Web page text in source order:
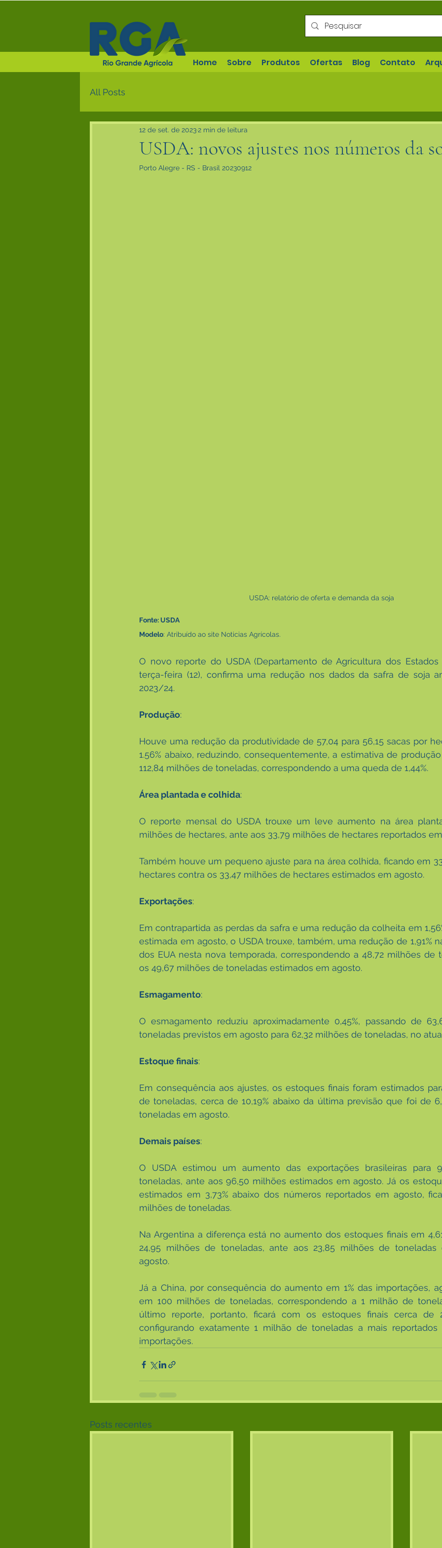
Home Sobre Produtos Ofertas Blog Contato
All Posts
USDA: novos ajustes nos números da
12 de set. de 2023 2 min de leitura
Porto Alegre - RS - Brasil 20230912
USDA: relatório de oferta e demanda da soja
Fonte: USDA
Modelo: Atribuído ao site Noticias Agrícolas.
O novo reporte do USDA (Departamento de Agricultura dos Estados
terça-feira (12), confirma uma redução nos dados da safra de soja
2023/24.
Produção:
Houve uma redução da produtividade de 57,04 para 56,15 sacas por
1.56% abaixo, reduzindo, consequentemente, a estimativa de produção
112,84 milhões de toneladas, correspondendo a uma queda de 1,44%.
Área plantada e colhida:
O reporte mensal do USDA trouxe um leve aumento na área
milhões de hectares, ante aos 33,79 milhões de hectares reportados
Também houve um pequeno ajuste para na área colhida, ficando em
hectares contra os 33,47 milhões de hectares estimados em agosto.
Exportações:
Em contrapartida as perdas da safra e uma redução da colheita em
estimada em agosto, o USDA trouxe, também, uma redução de 1,91%
dos EUA nesta nova temporada, correspondendo a 48,72 milhões de
os 49,67 milhões de toneladas estimados em agosto.
Esmagamento:
O esmagamento reduziu aproximadamente 0,45%, passando de
toneladas previstos em agosto para 62,32 milhões de toneladas, no
Estoque finais:
Em consequência aos ajustes, os estoques finais foram estimados
de toneladas, cerca de 10,19% abaixo da última previsão que foi de
toneladas em agosto.
Demais países:
O USDA estimou um aumento das exportações brasileiras para
toneladas, ante aos 96,50 milhões estimados em agosto. Já os
estimados em 3,73% abaixo dos números reportados em agosto,
milhões de toneladas.
Na Argentina a diferença está no aumento dos estoques finais em
24,95 milhões de toneladas, ante aos 23,85 milhões de toneladas
agosto.
Já a China, por consequência do aumento em 1% das importações,
em 100 milhões de toneladas, correspondendo a 1 milhão de
último reporte, portanto, ficará com os estoques finais cerca de
configurando exatamente 1 milhão de toneladas a mais
importações.
Posts recentes